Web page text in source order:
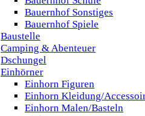
Bauernhof Sonstiges
Bauernhof Spiele
Baustelle
Camping & Abenteuer
Dschungel
Einhörner
Einhorn Figuren
Einhorn Kleidung/
Einhorn Malen/Basteln